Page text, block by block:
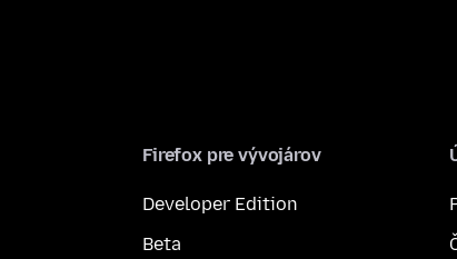
Firefox pre vývojárov
Developer Edition
Beta